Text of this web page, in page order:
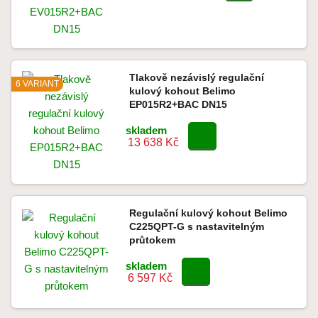
Tlakově nezávislý regulační
kulový kohout Belimo
EP015R2+BAC DN15
skladem
13 638 Kč
6 VARIANT
Regulační kulový kohout Belimo
C225QPT-G s nastavitelným
průtokem
skladem
6 597 Kč